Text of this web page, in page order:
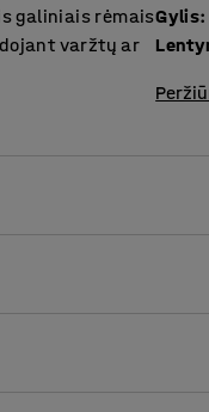
galiniais rėmais
varžtų ar
Gylis:
apkrovą ir